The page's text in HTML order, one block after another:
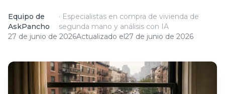
Equipo de
AskPancho
· Especialistas en compra de vivienda de
segunda mano y análisis con IA
27 de junio de 2026Actualizado el27 de junio de 2026